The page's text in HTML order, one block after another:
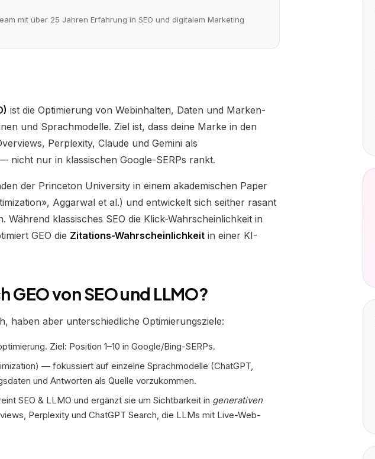
mit über 25 Jahren Erfahrung in SEO und digitalem Marketing
ist die Optimierung von Webinhalten, Daten und Marken-
und Sprachmodelle. Ziel ist, dass deine Marke in den
Perplexity, Claude und Gemini als
nicht nur in klassischen Google-SERPs rankt.
der Princeton University in einem akademischen Paper
Aggarwal et al.) und entwickelt sich seither rasant
Während klassisches SEO die Klick-Wahrscheinlichkeit in
GEO die Zitations-Wahrscheinlichkeit in einer KI-
von SEO und LLMO?
haben aber unterschiedliche Optimierungsziele:
Ziel: Position 1–10 in Google/Bing-SERPs.
— fokussiert auf einzelne Sprachmodelle (ChatGPT,
und Antworten als Quelle vorzukommen.
SEO & LLMO und ergänzt sie um Sichtbarkeit in generativen
Perplexity und ChatGPT Search, die LLMs mit Live-Web-